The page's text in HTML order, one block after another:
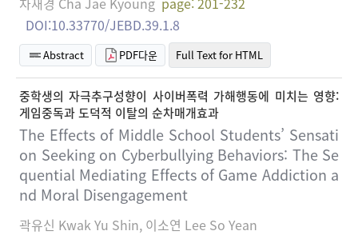
DOI:10.33770/JEBD.39.1.8
Abstract PDF다운 Full Text for HTML
중학생의 자극추구성향이 사이버폭력 가해행동에 미치는 영향:
게임중독과 도덕적 이탈의 순차매개효과
The Effects of Middle School Students’ Sensati
on Seeking on Cyberbullying Behaviors: The Se
quential Mediating Effects of Game Addiction a
nd Moral Disengagement
곽유신 Kwak Yu Shin, 이소연 Lee So Yean